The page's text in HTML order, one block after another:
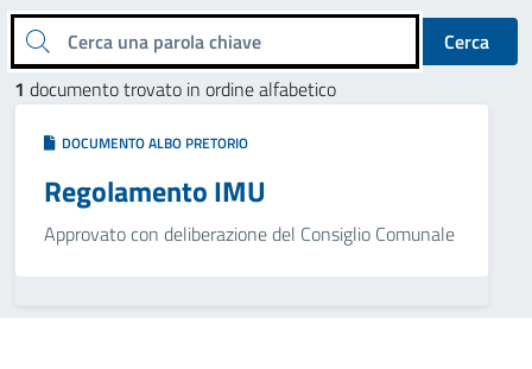
Cerca una parola chiave
Cerca
1 documento trovato in ordine alfabetico
DOCUMENTO ALBO PRETORIO
Regolamento IMU
Approvato con deliberazione del Consiglio Comunale